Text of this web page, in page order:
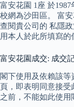
富安花園 1座 於
校網為沙田區。 富
查閱貴公司的 私隱
用本人於此所填寫的
富安花園成交: 成交
閣下使用及依賴該等
頁，即表明同意接
之前，不能如此使用